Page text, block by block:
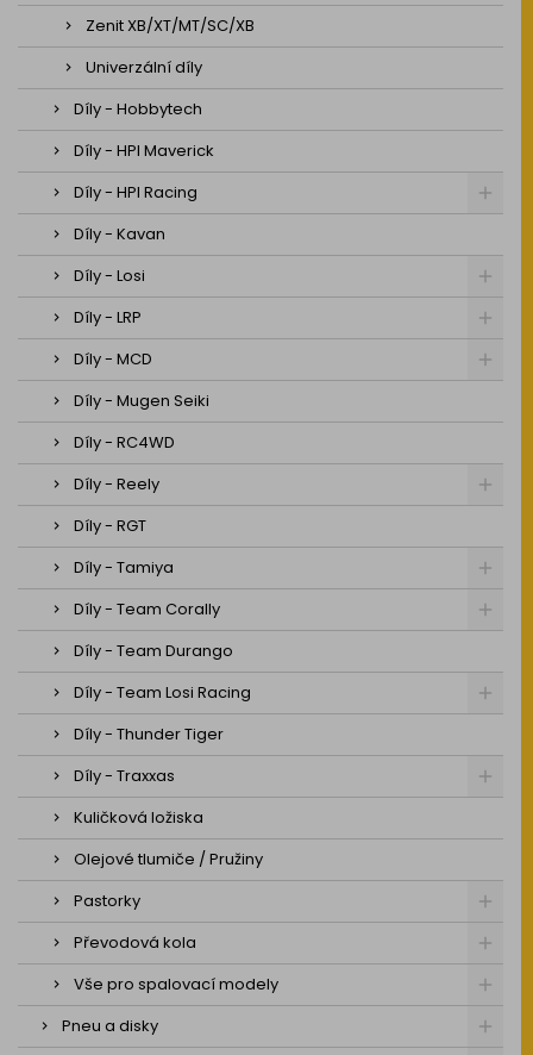
Zenit XB/XT/MT/SC/XB
Univerzální díly
Díly - Hobbytech
Díly - HPI Maverick
Díly - HPI Racing
Díly - Kavan
Díly - Losi
Díly - LRP
Díly - MCD
Díly - Mugen Seiki
Díly - RC4WD
Díly - Reely
Díly - RGT
Díly - Tamiya
Díly - Team Corally
Díly - Team Durango
Díly - Team Losi Racing
Díly - Thunder Tiger
Díly - Traxxas
Kuličková ložiska
Olejové tlumiče / Pružiny
Pastorky
Převodová kola
Vše pro spalovací modely
Pneu a disky